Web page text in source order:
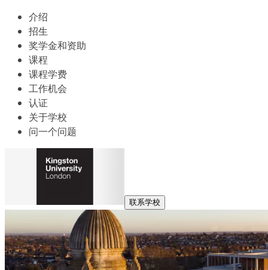
介绍
招生
奖学金和资助
课程
课程学费
工作机会
认证
关于学校
问一个问题
联系学校